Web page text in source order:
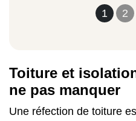
1 2
Toiture et
ne pas manquer
Une réfection de toiture